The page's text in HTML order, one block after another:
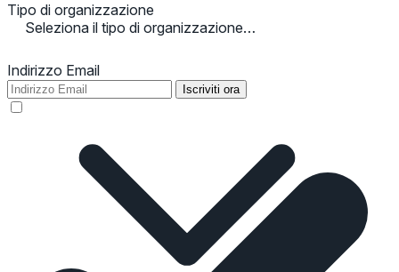
Tipo di organizzazione
Seleziona il tipo di organizzazione…
Indirizzo Email
Iscriviti ora